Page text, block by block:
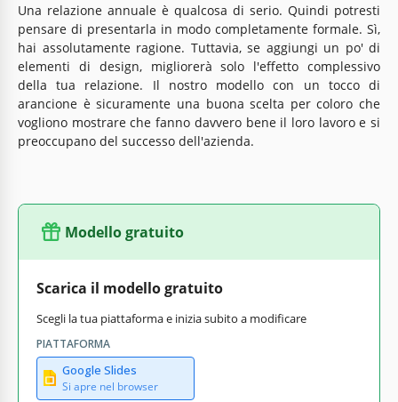
Una relazione annuale è qualcosa di serio. Quindi potresti
pensare di presentarla in modo completamente formale. Sì,
hai assolutamente ragione. Tuttavia, se aggiungi un po' di
elementi di design, migliorerà solo l'effetto complessivo
della tua relazione. Il nostro modello con un tocco di
arancione è sicuramente una buona scelta per coloro che
vogliono mostrare che fanno davvero bene il loro lavoro e si
preoccupano del successo dell'azienda.
Modello gratuito
Scarica il modello gratuito
Scegli la tua piattaforma e inizia subito a modificare
PIATTAFORMA
Google Slides
Si apre nel browser